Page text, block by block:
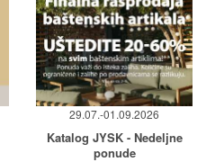
29.07.-01.09.2026
Katalog JYSK - Nedeljne
ponude